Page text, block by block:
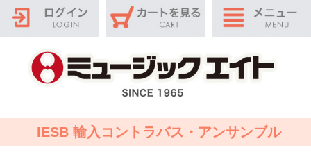
IESB 輸入コントラバス・アンサンブル